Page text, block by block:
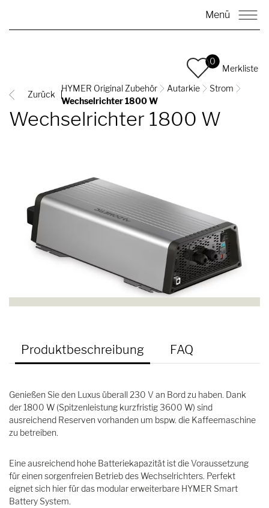
Menü
0
Merkliste
Zurück
HYMER Original Zubehör Autarkie
Strom
Wechselrichter 1800 W
Wechselrichter 1800 W
Produktbeschreibung FAQ
Genießen Sie den Luxus überall 230 V an Bord zu haben. Dank
der 1800 W (Spitzenleistung kurzfristig 3600 W) sind
ausreichend Reserven vorhanden um bspw. die Kaffeemaschine
zu betreiben.
Eine ausreichend hohe Batteriekapazität ist die Voraussetzung
für einen sorgenfreien Betrieb des Wechselrichters. Perfekt
eignet sich hier für das modular erweiterbare HYMER Smart
Battery System.